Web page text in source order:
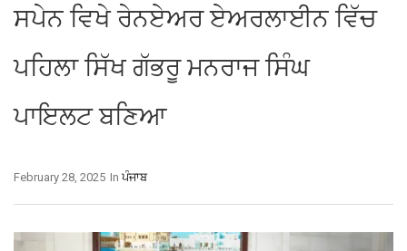
ਸਪੇਨ ਵਿਖੇ ਰੇਨਏਅਰ ਏਅਰਲਾਈਨ ਵਿੱਚ
ਪਹਿਲਾ ਸਿੱਖ ਗੱਭਰੂ ਮਨਰਾਜ ਸਿੰਘ
ਪਾਇਲਟ ਬਣਿਆ
In ਪੰਜਾਬ
February 28, 2025